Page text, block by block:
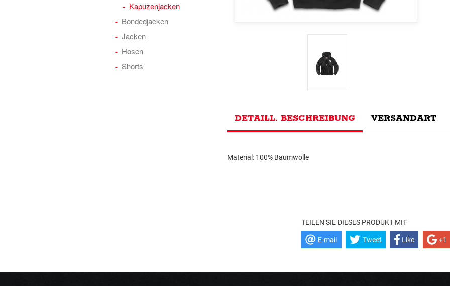
DETAILL. BESCHREIBUNG VERSANDART
Material: 100% Baumwolle
TEILEN SIE DIESES PRODUKT MIT
E-mail Tweet Like +1
Kapuzenjacken
Bondedjacken
Jacken
Hosen
Shorts